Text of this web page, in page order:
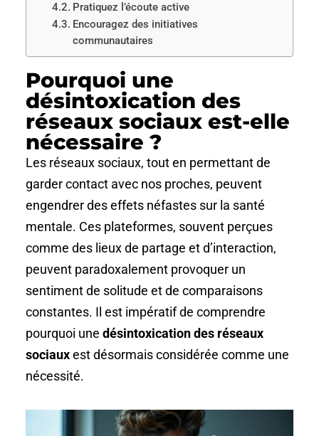
Pratiquez l’écoute active
Encouragez des initiatives
communautaires
Pourquoi une
désintoxication des
réseaux sociaux est-elle
nécessaire ?
Les réseaux sociaux, tout en permettant de
garder contact avec nos proches, peuvent
engendrer des effets néfastes sur la santé
mentale. Ces plateformes, souvent perçues
comme des lieux de partage et d’interaction,
peuvent paradoxalement provoquer un
sentiment de solitude et de comparaisons
constantes. Il est impératif de comprendre
pourquoi une désintoxication des réseaux
sociauxest désormais considérée comme une
nécessité.